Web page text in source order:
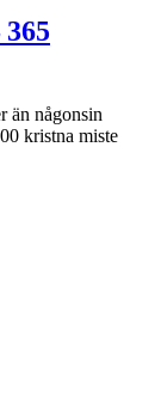
än någonsin
kristna miste